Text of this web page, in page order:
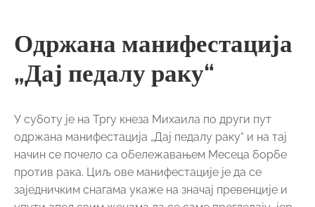
Одржана манифестација
„Дај педалу раку“
У суботу је на Тргу кнеза Михаила по други пут
одржана манифестација „Дај педалу раку“ и на тај
начин се почело са обележавањем Месеца борбе
против рака. Циљ ове манифестације је да се
заједничким снагама укаже на значај превенције и